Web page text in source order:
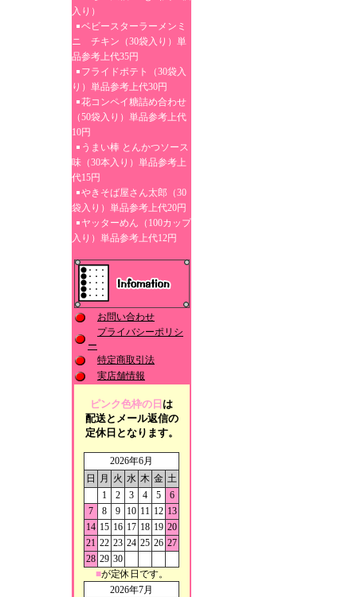
入り）
ベビースターラーメンミ
ニ チキン（30袋入り）単
品参考上代35円
フライドポテト（30袋入
り）単品参考上代30円
花コンペイ糖詰め合わせ
（50袋入り）単品参考上代
10円
うまい棒 とんかつソース
味（30本入り）単品参考上
代15円
やきそば屋さん太郎（30
袋入り）単品参考上代20円
ヤッターめん（100カップ
入り）単品参考上代12円
お問い合わせ
プライバシーポリシ
ー
特定商取引法
実店舗情報
ピンク色枠の日 は
配送とメール返信の
定休日となります。
2026年6月
日
月 火 水 木 金 土
1
2 3 4 5
6
7
8 9 10 11 12 13
14 15 16 17 18 19 20
21 22 23 24 25 26 27
28 29 30
■が定休日です。
2026年7月